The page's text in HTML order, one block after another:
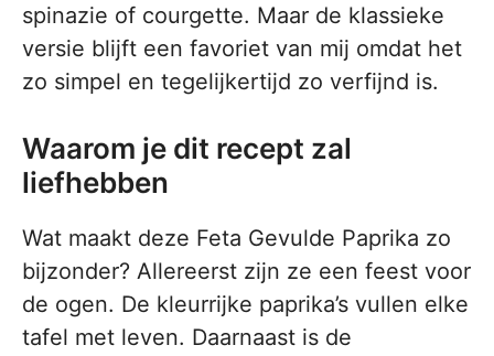
spinazie of courgette. Maar de klassieke
versie blijft een favoriet van mij omdat het
zo simpel en tegelijkertijd zo verfijnd is.
Waarom je dit recept zal
liefhebben
Wat maakt deze Feta Gevulde Paprika zo
bijzonder? Allereerst zijn ze een feest voor
de ogen. De kleurrijke paprika’s vullen elke
tafel met leven. Daarnaast is de